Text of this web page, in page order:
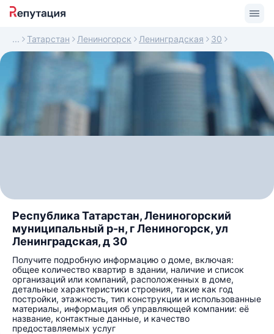
Татарстан Лениногорск Ленинградская 30
Республика Татарстан, Лениногорский
муниципальный р-н, г Лениногорск, ул
Ленинградская, д 30
Получите подробную информацию о доме, включая:
общее количество квартир в здании, наличие и список
организаций или компаний, расположенных в доме,
детальные характеристики строения, такие как год
постройки, этажность, тип конструкции и использованные
материалы, информация об управляющей компании: её
название, контактные данные, и качество
предоставляемых услуг